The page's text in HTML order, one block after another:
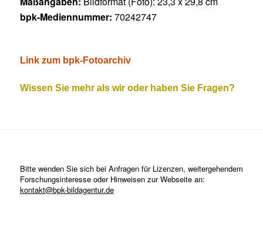
bpk-Mediennummer: 70242747
Link zum bpk-Fotoarchiv
Wissen Sie mehr als wir oder haben Sie Fragen?
Bitte wenden Sie sich bei Anfragen für Lizenzen, weitergehendem
Forschungsinteresse oder Hinweisen zur Webseite an:
kontakt@bpk-bildagentur.de